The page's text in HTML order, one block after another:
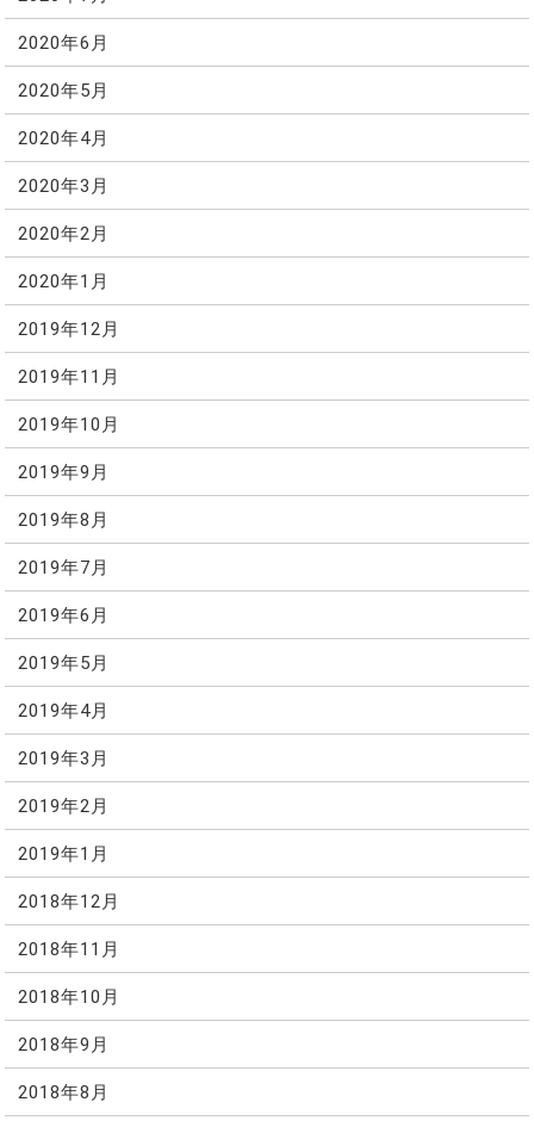
2020年6月
2020年5月
2020年4月
2020年3月
2020年2月
2020年1月
2019年12月
2019年11月
2019年10月
2019年9月
2019年8月
2019年7月
2019年6月
2019年5月
2019年4月
2019年3月
2019年2月
2019年1月
2018年12月
2018年11月
2018年10月
2018年9月
2018年8月